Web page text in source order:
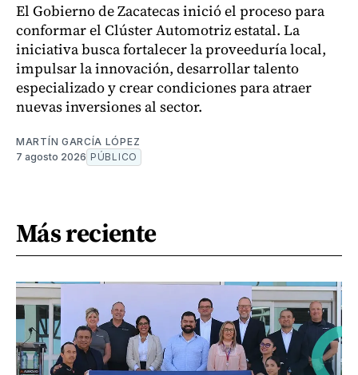
El Gobierno de Zacatecas inició el proceso para
conformar el Clúster Automotriz estatal. La
iniciativa busca fortalecer la proveeduría local,
impulsar la innovación, desarrollar talento
especializado y crear condiciones para atraer
nuevas inversiones al sector.
MARTÍN GARCÍA LÓPEZ
7 agosto 2026 PÚBLICO
Más reciente